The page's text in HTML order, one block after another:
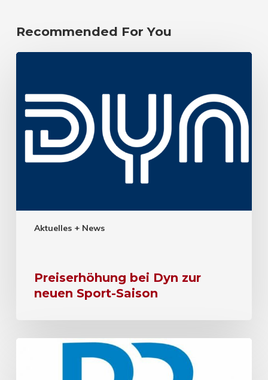
Recommended For You
Aktuelles + News
Preiserhöhung bei Dyn zur
neuen Sport-Saison